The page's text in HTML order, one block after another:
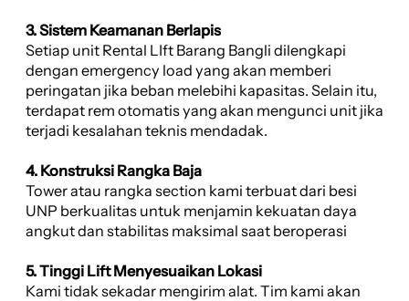
3. Sistem Keamanan Berlapis
Setiap unit Rental LIft Barang Bangli dilengkapi
dengan emergency load yang akan memberi
peringatan jika beban melebihi kapasitas. Selain itu,
terdapat rem otomatis yang akan mengunci unit jika
terjadi kesalahan teknis mendadak.
4. Konstruksi Rangka Baja
Tower atau rangka section kami terbuat dari besi
UNP berkualitas untuk menjamin kekuatan daya
angkut dan stabilitas maksimal saat beroperasi
5. Tinggi Lift Menyesuaikan Lokasi
Kami tidak sekadar mengirim alat. Tim kami akan